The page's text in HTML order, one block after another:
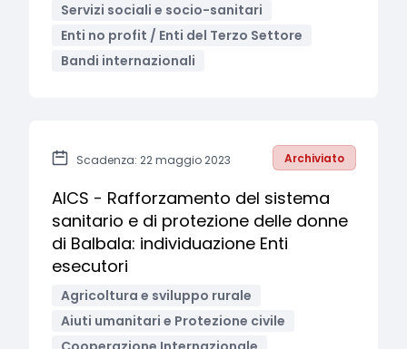
Servizi sociali e socio-sanitari
Enti no profit / Enti del Terzo Settore
Bandi internazionali
Scadenza: 22 maggio 2023 Archiviato
AICS - Rafforzamento del sistema
sanitario e di protezione delle donne
di Balbala: individuazione Enti
esecutori
Agricoltura e sviluppo rurale
Aiuti umanitari e Protezione civile